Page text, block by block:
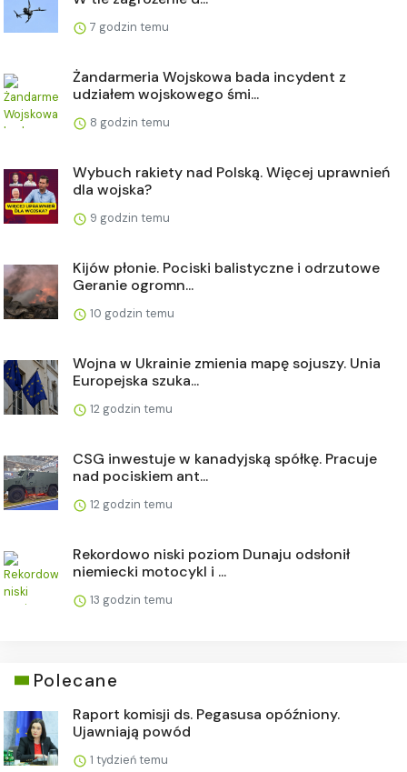
7 godzin temu
Żandarmeria Wojskowa bada incydent z
udziałem wojskowego śmi...
8 godzin temu
Wybuch rakiety nad Polską. Więcej uprawnień
dla wojska?
9 godzin temu
Kijów płonie. Pociski balistyczne i odrzutowe
Geranie ogromn...
10 godzin temu
Wojna w Ukrainie zmienia mapę sojuszy. Unia
Europejska szuka...
12 godzin temu
CSG inwestuje w kanadyjską spółkę. Pracuje
nad pociskiem ant...
12 godzin temu
Rekordowo niski poziom Dunaju odsłonił
niemiecki motocykl i ...
13 godzin temu
Polecane
Raport komisji ds. Pegasusa opóźniony.
Ujawniają powód
1 tydzień temu